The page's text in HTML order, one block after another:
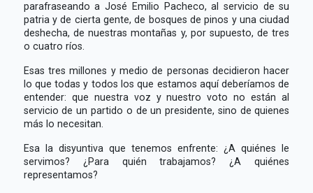
parafraseando a José Emilio Pacheco, al servicio de su
patria y de cierta gente, de bosques de pinos y una ciudad
deshecha, de nuestras montañas y, por supuesto, de tres
o cuatro ríos.
Esas tres millones y medio de personas decidieron hacer
lo que todas y todos los que estamos aquí deberíamos de
entender: que nuestra voz y nuestro voto no están al
servicio de un partido o de un presidente, sino de quienes
más lo necesitan.
Esa la disyuntiva que tenemos enfrente: ¿A quiénes le
servimos? ¿Para quién trabajamos? ¿A quiénes
representamos?